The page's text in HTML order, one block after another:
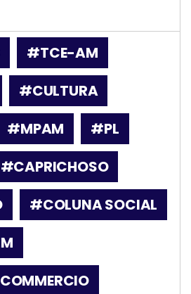
#TCE-AM
#CULTURA
#MPAM
#PL
#CAPRICHOSO
#COLUNA SOCIAL